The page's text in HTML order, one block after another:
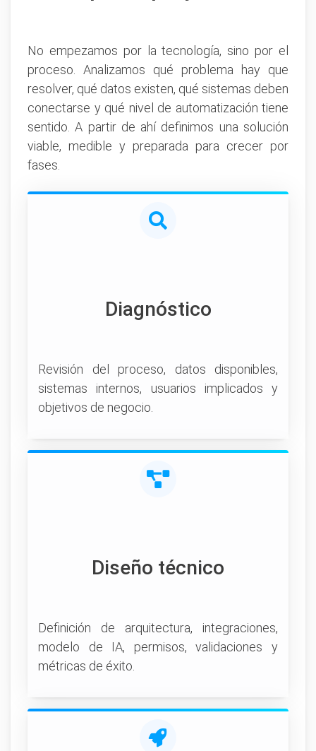
No empezamos por la tecnología, sino por el
proceso. Analizamos qué problema hay que
resolver, qué datos existen, qué sistemas deben
conectarse y qué nivel de automatización tiene
sentido. A partir de ahí definimos una solución
viable, medible y preparada para crecer por
fases.
Diagnóstico
Revisión del proceso, datos disponibles,
sistemas internos, usuarios implicados y
objetivos de negocio.
Diseño técnico
Definición de arquitectura, integraciones,
modelo de IA, permisos, validaciones y
métricas de éxito.